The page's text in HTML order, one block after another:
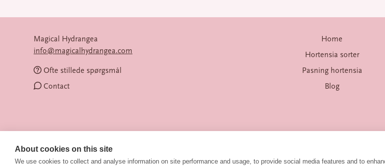
Home
Hortensia sorter
Pasning hortensia
Blog
Magical Hydrangea
info@magicalhydrangea.com
Ofte stillede spørgsmål
Contact
© 2026 Magical Hydrangea
About cookies on this site
We use cookies to collect and analyse information on site performance and usage, to provide social media features and to